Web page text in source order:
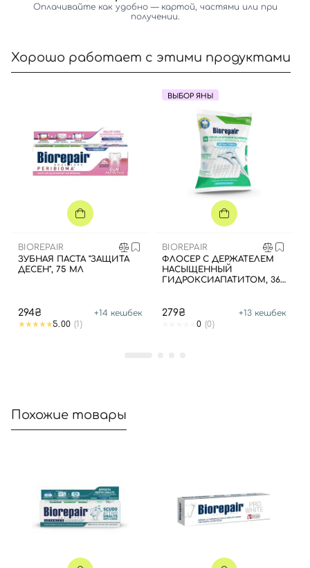
Оплачивайте как удобно — картой, частями или при
получении.
Хорошо работает с этими продуктами
BIOREPAIR
ЗУБНАЯ ПАСТА "ЗАЩИТА
ДЕСЕН", 75 МЛ
294₴ +14 кешбек
5.00 (1)
ВЫБОР ЯНЫ
BIOREPAIR
ФЛОСЕР С ДЕРЖАТЕЛЕМ
НАСЫЩЕННЫЙ
ГИДРОКСИАПАТИТОМ, 36
279₴ +13 кешбек
0 (0)
Похожие товары
Регистрация
Номер телефона
Отправляя форму для авторизации/регистрации, вы
Далее